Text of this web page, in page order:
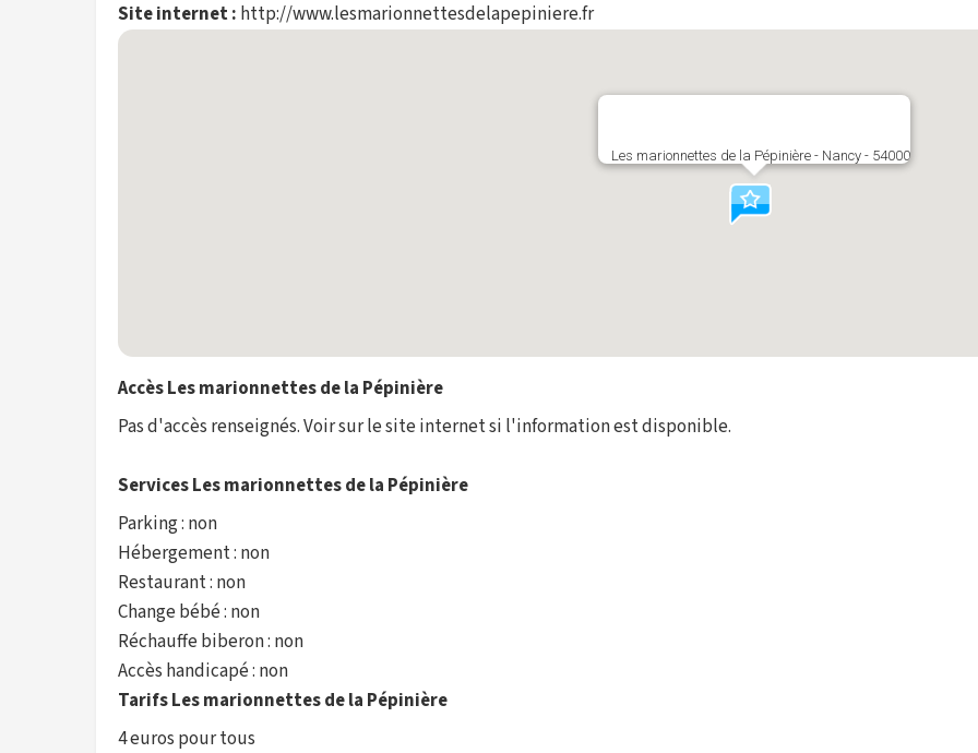
Site internet : http://www.lesmarionnettesdelapepiniere.fr
Les marionnettes de la Pépinière - Nancy - 54000
Accès Les marionnettes de la Pépinière
Pas d'accès renseignés. Voir sur le site internet si l'information est disponible.
Services Les marionnettes de la Pépinière
Parking : non
Hébergement : non
Restaurant : non
Change bébé : non
Réchauffe biberon : non
Accès handicapé : non
Tarifs Les marionnettes de la Pépinière
4 euros pour tous